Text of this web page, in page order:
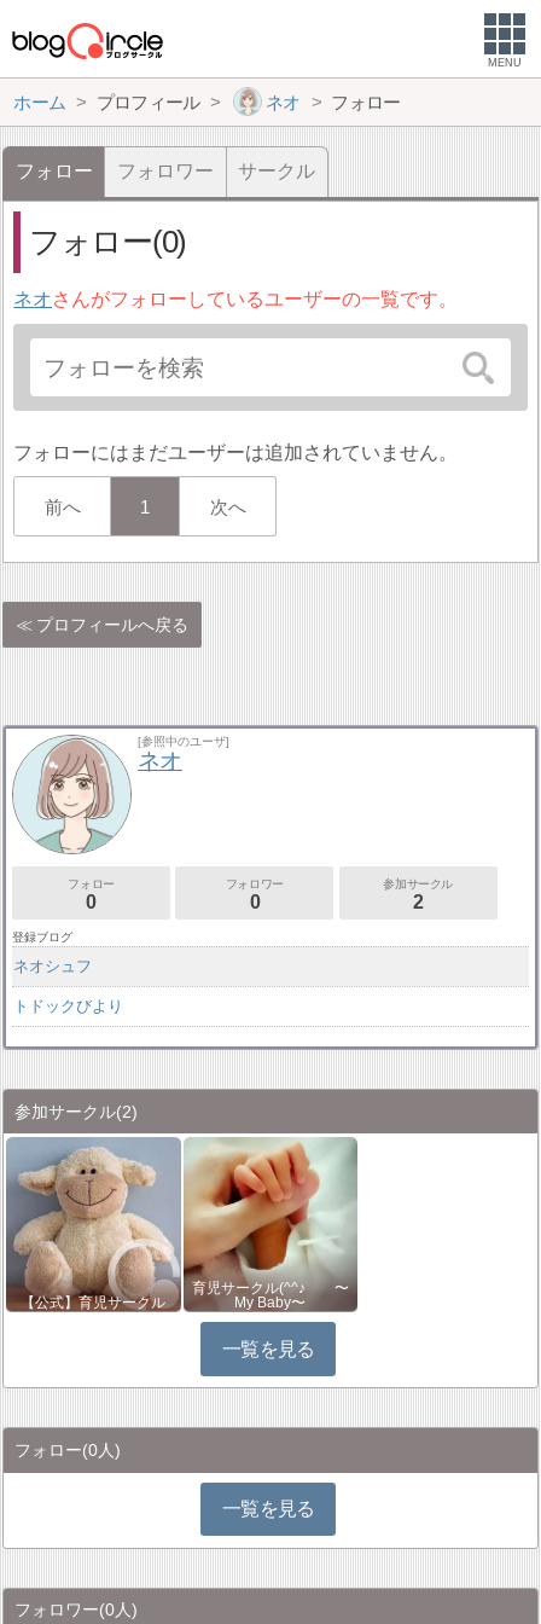
MENU
ホーム プロフィール ネオ フォロー
フォロー フォロワー サークル
フォロー(0)
ネオ さんがフォローしているユーザーの一覧です。
フォローにはまだユーザーは追加されていません。
前へ 1 次へ
プロフィールへ戻る
[参照中のユーザ]
ネオ
フォロー
0
フォロワー
0
参加サークル
2
登録ブログ
ネオシュフ
トドックびより
参加サークル(2)
【公式】育児サークル
育児サークル(^^♪ 〜
My Baby〜
一覧を見る
フォロー(0人)
一覧を見る
フォロワー(0人)